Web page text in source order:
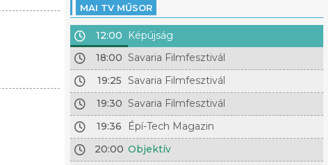
MAI TV MŰSOR
12:00
Képújság
18:00 Savaria Filmfesztivál
19:25 Savaria Filmfesztivál
19:30 Savaria Filmfesztivál
19:36
Épí-Tech Magazin
20:00 Objektív